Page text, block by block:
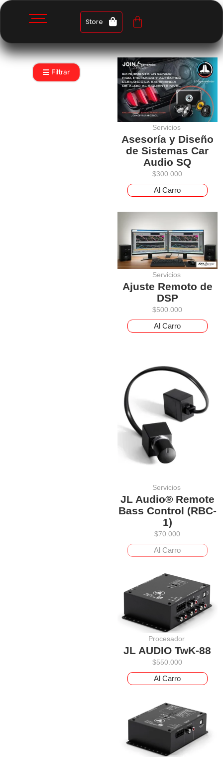
Store
Filtrar
Servicios
Asesoría y Diseño
de Sistemas Car
Audio SQ
$300.000
Al Carro
Servicios
Ajuste Remoto de
DSP
$500.000
Al Carro
Servicios
JL Audio® Remote
Bass Control (RBC-
1)
$70.000
Al Carro
Procesador
JL AUDIO TwK-88
$550.000
Al Carro